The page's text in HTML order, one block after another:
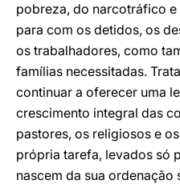
pobreza, do narcotráfico
para com os detidos, os
os trabalhadores, como
famílias necessitadas.
continuar a oferecer uma
crescimento integral das
pastores, os religiosos e
própria tarefa, levados só
nascem da sua ordenação